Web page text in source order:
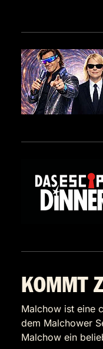
KOMMT
Malchow ist eine
dem Malchower
Malchow ein